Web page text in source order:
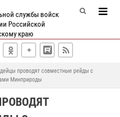
службы войск
Российской
краю
проводят совместные рейды с
Минприроды